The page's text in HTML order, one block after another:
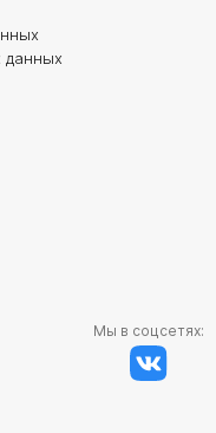
данных
Мы в соцсетях: